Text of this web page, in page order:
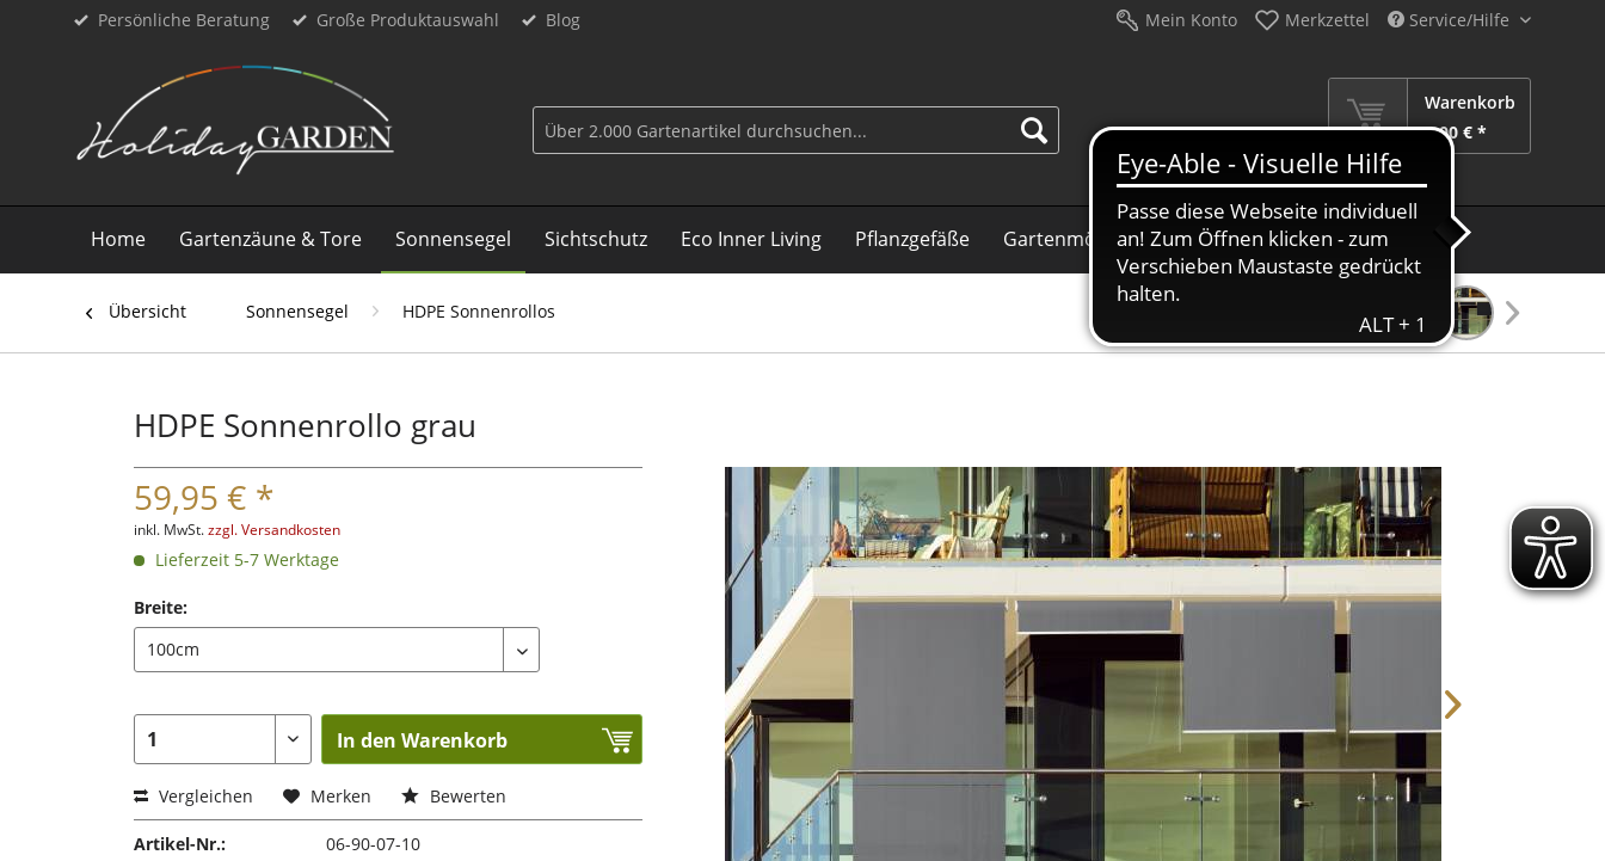
Persönliche Beratung Große Produktauswahl Blog Mein Konto Merkzettel Service/Hilfe
Warenkorb
0,00 € *
Home Gartenzäune & Tore Sonnensegel Sichtschutz Eco Inner Living Pflanzgefäße Gartenmöbel Schirme Dekoration Sale %
Übersicht Sonnensegel HDPE Sonnenrollos
HDPE Sonnenrollo grau
59,95 € *
inkl. MwSt.zzgl. Versandkosten
Lieferzeit 5-7 Werktage
Breite:
In den Warenkorb
Vergleichen Merken Bewerten
Artikel-Nr.:
06-90-07-10